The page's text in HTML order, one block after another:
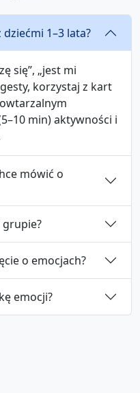
1–3 lata?
się”, „jest mi
korzystaj z kart
min) aktywności i
mówić o
grupie?
o emocjach?
emocji?